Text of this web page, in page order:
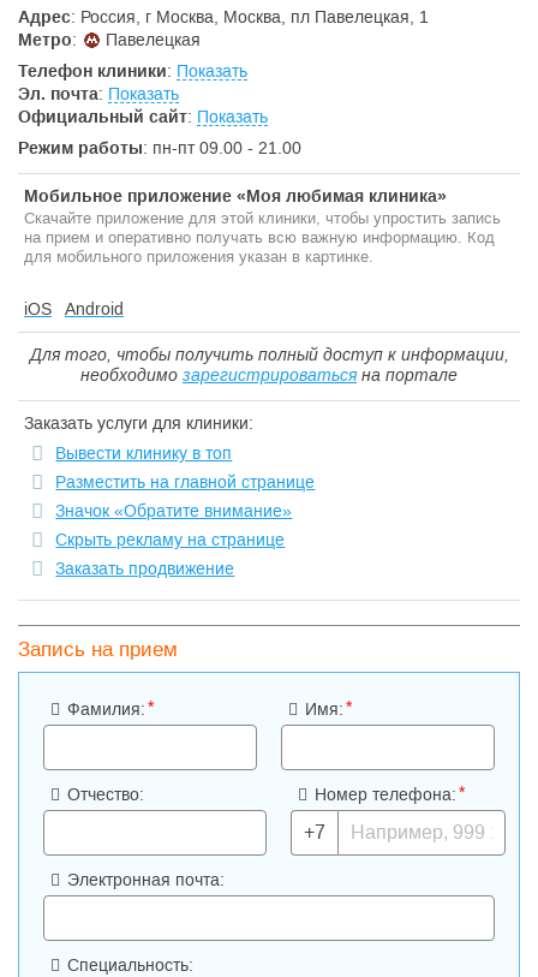
Адрес: Россия, г Москва, Москва, пл Павелецкая, 1
Метро:
Павелецкая
Телефон клиники: Показать
Эл. почта: Показать
Официальный сайт: Показать
Режим работы: пн-пт 09.00 - 21.00
Мобильное приложение «Моя любимая клиника»
Скачайте приложение для этой клиники, чтобы упростить запись
на прием и оперативно получать всю важную информацию. Код
для мобильного приложения указан в картинке.
iOS Android
Для того, чтобы получить полный доступ к информации,
необходимо зарегистрироватьсяна портале
Заказать услуги для клиники:
Вывести клинику в топ
Разместить на главной странице
Значок «Обратите внимание»
Скрыть рекламу на странице
Заказать продвижение
Запись на прием
Фамилия:* Имя:*
Отчество: Номер телефона:*
+7
Электронная почта:
Специальность: